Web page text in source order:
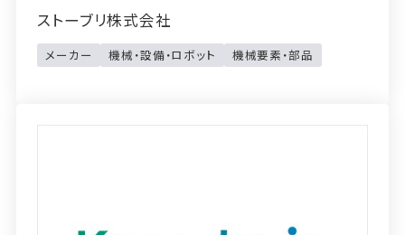
ストーブリ株式会社
メーカー 機械・設備・ロボット 機械要素・部品